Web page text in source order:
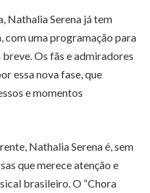
Nathalia Serena já tem
com uma programação para
Os fãs e admiradores
essa nova fase, que
e momentos
Nathalia Serena é, sem
que merece atenção e
brasileiro. O “Chora